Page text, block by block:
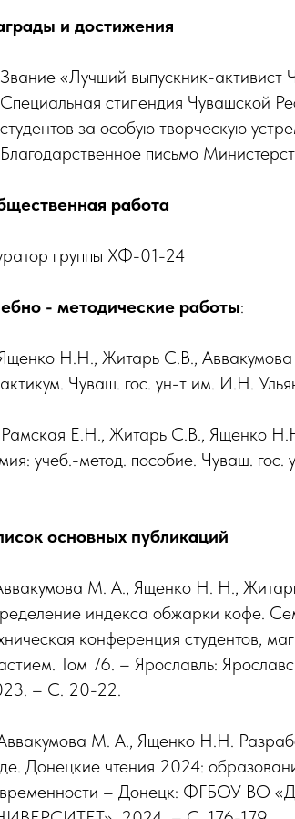
и достижения
Звание «Лучший выпускник-
Специальная стипендия Чувашской
студентов за особую творческую
Благодарственное письмо
работа
группы ХФ-01-24
- методические работы:
Н.Н., Житарь С.В.,
Чуваш. гос. ун-т им. И.Н.
Е.Н., Житарь С.В., Ященко
учеб.-метод. пособие. Чуваш.
основных публикаций
М. А., Ященко Н. Н.,
индекса обжарки кофе.
конференция студентов,
Том 76. – Ярославль:
– С. 20-22.
М. А., Ященко Н.Н.
Донецкие чтения 2024:
– Донецк: ФГБОУ